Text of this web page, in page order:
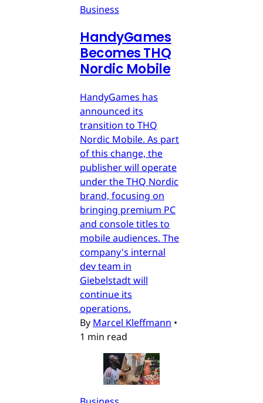
Business
HandyGames
Becomes THQ
Nordic Mobile
HandyGames has
announced its
transition to THQ
Nordic Mobile. As part
of this change, the
publisher will operate
under the THQ Nordic
brand, focusing on
bringing premium PC
and console titles to
mobile audiences. The
company's internal
dev team in
Giebelstadt will
continue its
operations.
By Marcel Kleffmann •
1 min read